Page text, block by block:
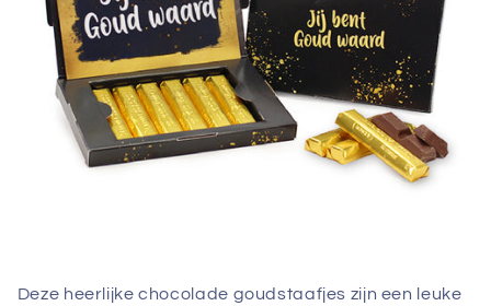
Deze heerlijke chocolade goudstaafjes zijn een leuke